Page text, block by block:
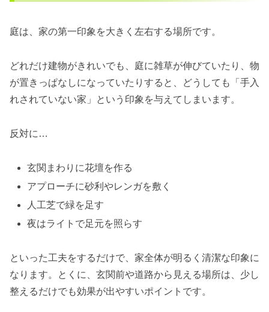
庭は、家の第一印象を大きく左右する場所です。
どれだけ建物がきれいでも、庭に雑草が伸びていたり、物
が置きっぱなしになっていたりすると、どうしても「手入
れされていない家」という印象を与えてしまいます。
反対に…
玄関まわりに花壇を作る
アプローチに砂利やレンガを敷く
人工芝で緑を足す
夜はライトで足元を照らす
といった工夫をするだけで、家全体が明るく清潔な印象に
なります。とくに、玄関前や道路から見える場所は、少し
整えるだけでも効果が出やすいポイントです。